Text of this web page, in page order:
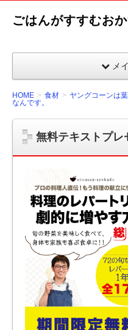
ごはんがすすむお
メ
HOME 食材
ヤングコーンは
なんです。
無料テキストプレ